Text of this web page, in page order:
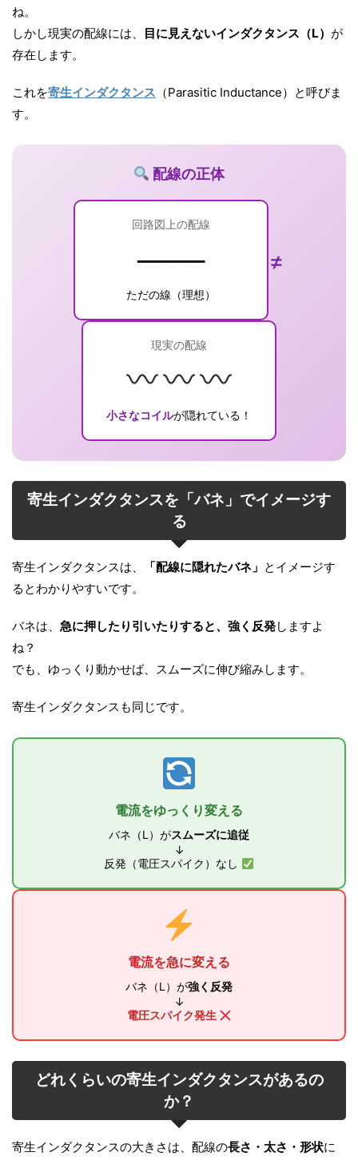
ね。
しかし現実の配線には、
目に見えないインダクタンス（L） が
存在します。
これを寄生インダクタンス （Parasitic Inductance）と呼びま
す。
配線の正体
回路図上の配線
───
ただの線（理想）
≠
現実の配線
小さなコイルが隠れている！
寄生インダクタンスを「バネ」でイメージす
る
寄生インダクタンスは、 「配線に隠れたバネ」 とイメージす
るとわかりやすいです。
バネは、 急に押したり引いたりすると、強く反発しますよ
ね？
でも、ゆっくり動かせば、スムーズに伸び縮みします。
寄生インダクタンスも同じです。
電流をゆっくり変える
バネ（L）がスムーズに追従
↓
反発（電圧スパイク）なし
電流を急に変える
バネ（L）が強く反発
↓
電圧スパイク発生
どれくらいの寄生インダクタンスがあるの
か？
寄生インダクタンスの大きさは、配線の長さ・太さ・形状に